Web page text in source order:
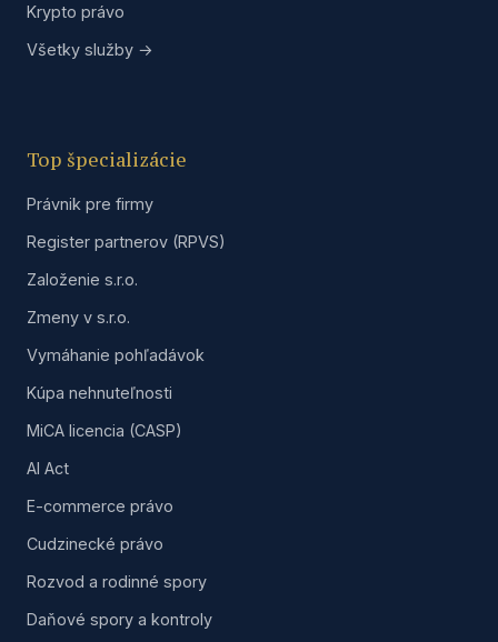
Krypto právo
Všetky služby →
Top špecializácie
Právnik pre firmy
Register partnerov (RPVS)
Založenie s.r.o.
Zmeny v s.r.o.
Vymáhanie pohľadávok
Kúpa nehnuteľnosti
MiCA licencia (CASP)
AI Act
E-commerce právo
Cudzinecké právo
Rozvod a rodinné spory
Daňové spory a kontroly